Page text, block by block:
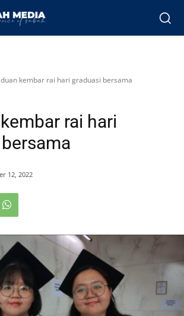
kembar rai hari graduasi bersama
rai hari
12, 2022